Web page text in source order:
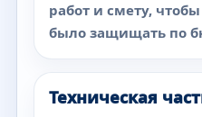
работ и смету,
было защищать по
Техническая